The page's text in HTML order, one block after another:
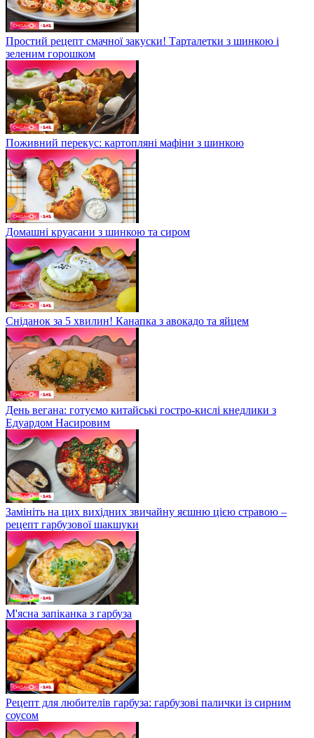
Простий рецепт смачної закуски! Тарталетки з шинкою і
зеленим горошком
Поживний перекус: картопляні мафіни з шинкою
Домашні круасани з шинкою та сиром
Сніданок за 5 хвилин! Канапка з авокадо та яйцем
День вегана: готуємо китайські гостро-кислі кнедлики з
Едуардом Насировим
Замініть на цих вихідних звичайну яєшню цією стравою –
рецепт гарбузової шакшуки
М'ясна запіканка з гарбуза
Рецепт для любителів гарбуза: гарбузові палички із сирним
соусом